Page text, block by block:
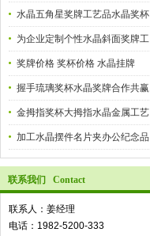
水晶五角星奖牌工艺品水晶奖杯
为企业定制个性水晶斜面奖牌工
奖牌价格 奖杯价格 水晶挂牌
握手琉璃奖杯水晶奖牌合作共赢
金拇指奖杯大拇指水晶金属工艺
加工水晶摆件名片夹办公纪念品
联系我们 Contact
联系人：姜经理
电话：1982-5200-333